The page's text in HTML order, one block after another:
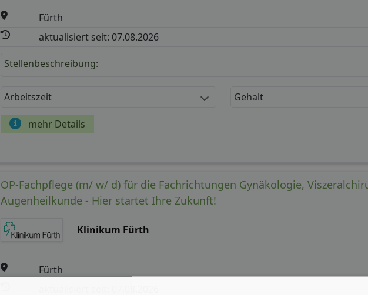
Fürth
aktualisiert seit: 07.08.2026
Stellenbeschreibung:
Arbeitszeit Gehalt
mehr Details
OP-Fachpflege (m/ w/ d) für die Fachrichtungen Gynäkologie,
Augenheilkunde - Hier startet Ihre Zukunft!
Klinikum Fürth
Fürth